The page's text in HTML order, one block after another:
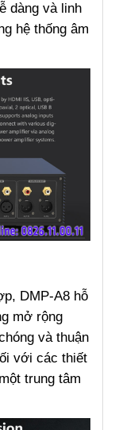
dàng và linh
hệ thống âm
DMP-A8 hỗ
mở rộng
và thuận
với các thiết
trung tâm